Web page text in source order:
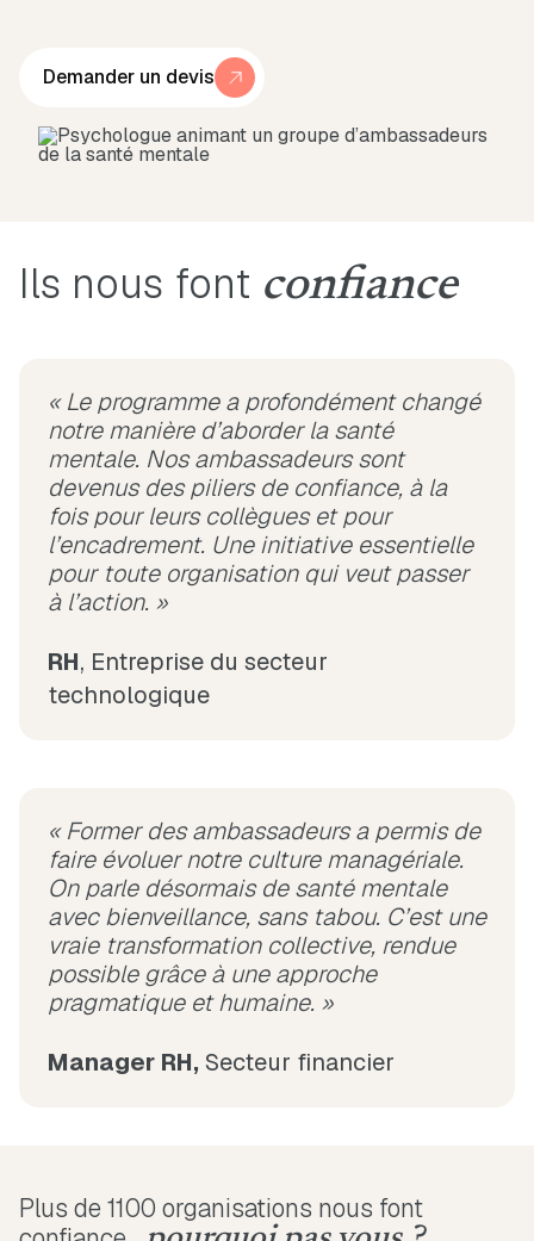
Demander un devis
Ils nous font confiance
« Le programme a profondément changé
notre manière d’aborder la santé
mentale. Nos ambassadeurs sont
devenus des piliers de confiance, à la
fois pour leurs collègues et pour
l’encadrement. Une initiative essentielle
pour toute organisation qui veut passer
à l’action. »
RH, Entreprise du secteur
technologique
« Former des ambassadeurs a permis de
faire évoluer notre culture managériale.
On parle désormais de santé mentale
avec bienveillance, sans tabou. C’est une
vraie transformation collective, rendue
possible grâce à une approche
pragmatique et humaine. »
Manager RH, Secteur financier
Plus de 1100 organisations nous font